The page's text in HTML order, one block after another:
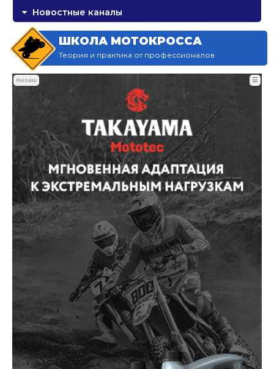
Новостные каналы
ШКОЛА МОТОКРОССА
Теория и практика от профессионалов
Реклама ☰